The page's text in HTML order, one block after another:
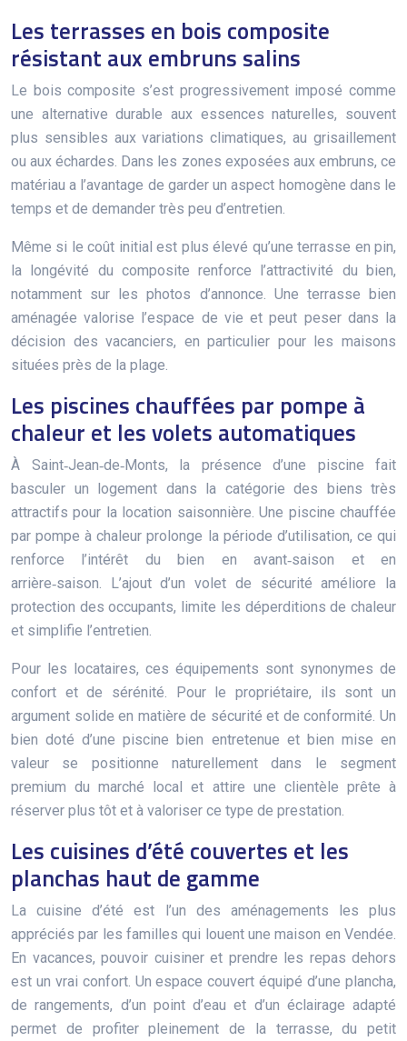
Les terrasses en bois composite
résistant aux embruns salins
Le bois composite s’est progressivement imposé comme
une alternative durable aux essences naturelles, souvent
plus sensibles aux variations climatiques, au grisaillement
ou aux échardes. Dans les zones exposées aux embruns, ce
matériau a l’avantage de garder un aspect homogène dans le
temps et de demander très peu d’entretien.
Même si le coût initial est plus élevé qu’une terrasse en pin,
la longévité du composite renforce l’attractivité du bien,
notamment sur les photos d’annonce. Une terrasse bien
aménagée valorise l’espace de vie et peut peser dans la
décision des vacanciers, en particulier pour les maisons
situées près de la plage.
Les piscines chauffées par pompe à
chaleur et les volets automatiques
À Saint‑Jean‑de‑Monts, la présence d’une piscine fait
basculer un logement dans la catégorie des biens très
attractifs pour la location saisonnière. Une piscine chauffée
par pompe à chaleur prolonge la période d’utilisation, ce qui
renforce l’intérêt du bien en avant‑saison et en
arrière‑saison. L’ajout d’un volet de sécurité améliore la
protection des occupants, limite les déperditions de chaleur
et simplifie l’entretien.
Pour les locataires, ces équipements sont synonymes de
confort et de sérénité. Pour le propriétaire, ils sont un
argument solide en matière de sécurité et de conformité. Un
bien doté d’une piscine bien entretenue et bien mise en
valeur se positionne naturellement dans le segment
premium du marché local et attire une clientèle prête à
réserver plus tôt et à valoriser ce type de prestation.
Les cuisines d’été couvertes et les
planchas haut de gamme
La cuisine d’été est l’un des aménagements les plus
appréciés par les familles qui louent une maison en Vendée.
En vacances, pouvoir cuisiner et prendre les repas dehors
est un vrai confort. Un espace couvert équipé d’une plancha,
de rangements, d’un point d’eau et d’un éclairage adapté
permet de profiter pleinement de la terrasse, du petit